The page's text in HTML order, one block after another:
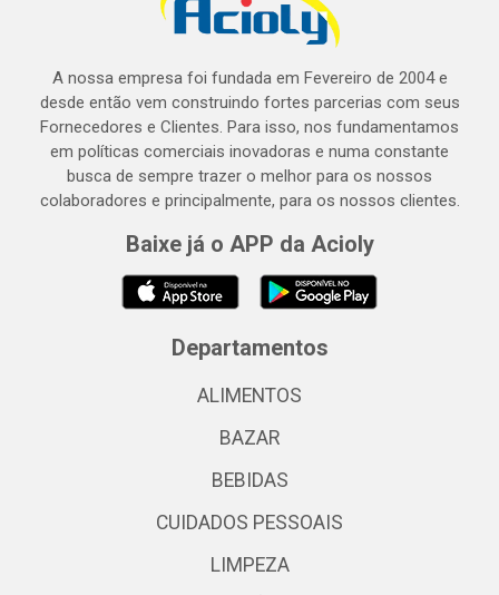
A nossa empresa foi fundada em Fevereiro de 2004 e
desde então vem construindo fortes parcerias com seus
Fornecedores e Clientes. Para isso, nos fundamentamos
em políticas comerciais inovadoras e numa constante
busca de sempre trazer o melhor para os nossos
colaboradores e principalmente, para os nossos clientes.
Baixe já o APP da Acioly
Departamentos
ALIMENTOS
BAZAR
BEBIDAS
CUIDADOS PESSOAIS
LIMPEZA